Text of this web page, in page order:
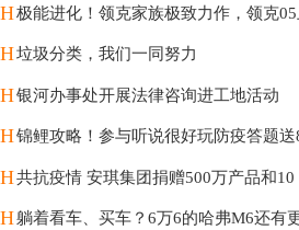
H极能进化！领克家族极致力作，领克
H垃圾分类，我们一同努力
H银河办事处开展法律咨询进工地活动
H锦鲤攻略！参与听说很好玩防疫答题送
H共抗疫情 安琪集团捐赠500万产品和10
H躺着看车、买车？6万6的哈弗M6还有